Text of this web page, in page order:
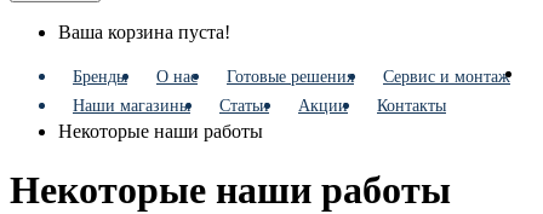
Ваша корзина пуста!
Бренды О нас Готовые решения
Сервис и монтаж
Наши магазины
Статьи Акции Контакты
Некоторые наши работы
Некоторые наши работы